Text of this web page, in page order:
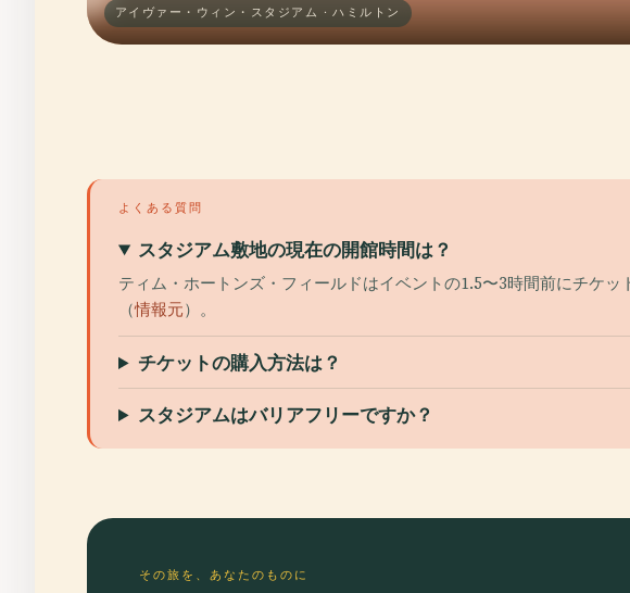
アイヴァー・ウィン・スタジアム · ハミルトン
よくある質問
スタジアム敷地の現在の開館時間は？
ティム・ホートンズ・フィールドはイベントの1.5〜3時間前にチケ
（情報元）。
チケットの購入方法は？
スタジアムはバリアフリーですか？
その旅を、あなたのものに